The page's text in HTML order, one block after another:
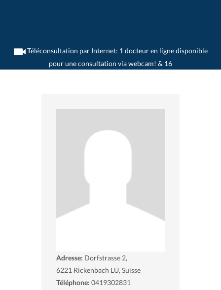
Téléconsultation par Internet: 1 docteur en ligne disponible
pour une consultation via webcam! & 16
>Dentistes>Rickenbach LU>Dr. Fouad Salmo>Cabinet du Dr. Fouad Salmo
Adresse: Dorfstrasse 2,
6221 Rickenbach LU, Suisse
Téléphone: 0419302831